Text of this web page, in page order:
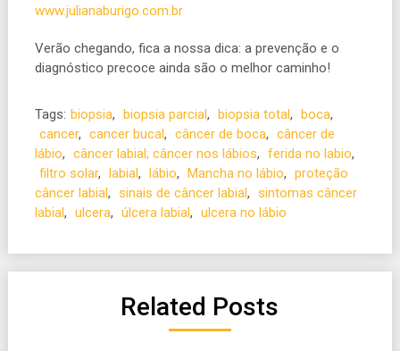
www.julianaburigo.com.br
Verão chegando, fica a nossa dica: a prevenção e o
diagnóstico precoce ainda são o melhor caminho!
Tags: biopsia, biopsia parcial, biopsia total, boca,
cancer, cancer bucal, câncer de boca, câncer de
lábio, câncer labial; câncer nos lábios, ferida no labio,
filtro solar, labial, lábio, Mancha no lábio, proteção
câncer labial, sinais de câncer labial, sintomas câncer
labial, ulcera, úlcera labial, ulcera no lábio
Related Posts